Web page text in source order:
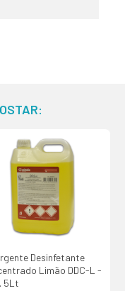
Desinfetante
Limão DDC-L -
5Lt